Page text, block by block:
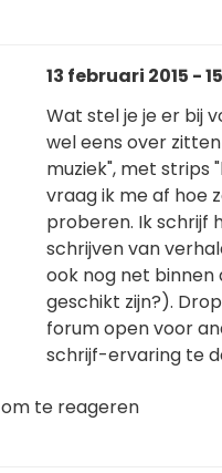
13 februari 2015 -
Wat stel je je er bij
wel eens over
muziek", met strips
vraag ik me af hoe
proberen. Ik schrijf
schrijven van
ook nog net binnen
geschikt zijn?).
forum open voor
schrijf-ervaring te
om te reageren